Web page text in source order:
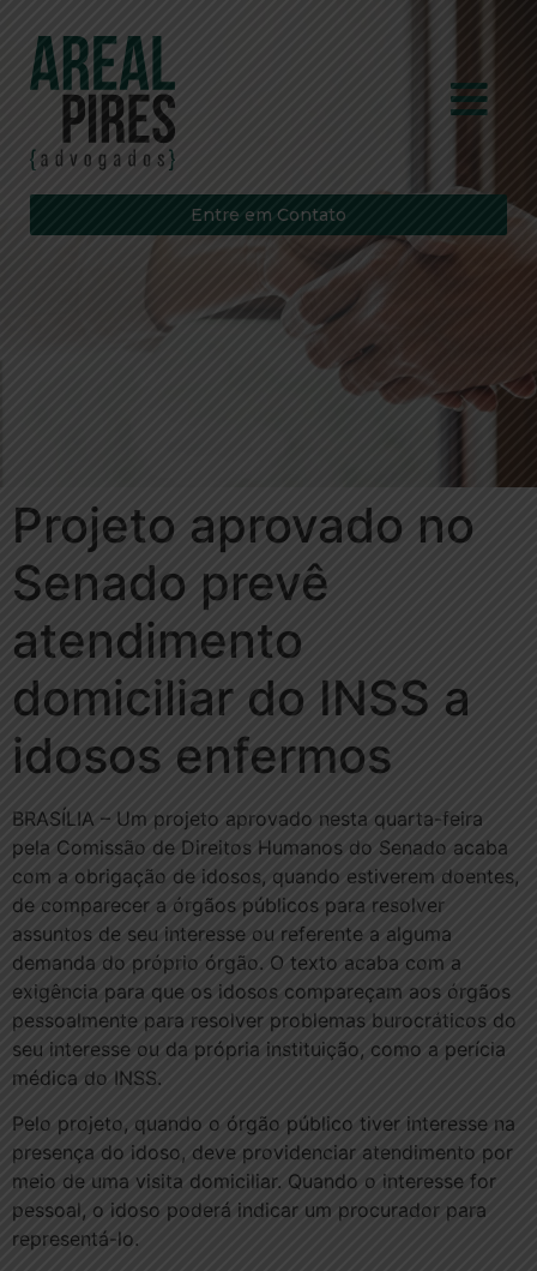
Entre em Contato
Projeto aprovado no
Senado prevê
atendimento
domiciliar do INSS a
idosos enfermos
BRASÍLIA – Um projeto aprovado nesta quarta-feira
pela Comissão de Direitos Humanos do Senado acaba
com a obrigação de idosos, quando estiverem doentes,
de comparecer a órgãos públicos para resolver
assuntos de seu interesse ou referente a alguma
demanda do próprio órgão. O texto acaba com a
exigência para que os idosos compareçam aos órgãos
pessoalmente para resolver problemas burocráticos do
seu interesse ou da própria instituição, como a perícia
médica do INSS.
Pelo projeto, quando o órgão público tiver interesse na
presença do idoso, deve providenciar atendimento por
meio de uma visita domiciliar. Quando o interesse for
pessoal, o idoso poderá indicar um procurador para
representá-lo.